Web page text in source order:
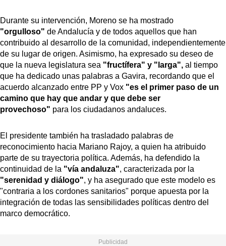
Durante su intervención, Moreno se ha mostrado
"orgulloso" de Andalucía y de todos aquellos que han
contribuido al desarrollo de la comunidad, independientemente
de su lugar de origen. Asimismo, ha expresado su deseo de
que la nueva legislatura sea "fructífera" y "larga", al tiempo
que ha dedicado unas palabras a Gavira, recordando que el
acuerdo alcanzado entre PP y Vox "es el primer paso de un
camino que hay que andar y que debe ser
provechoso" para los ciudadanos andaluces.
El presidente también ha trasladado palabras de
reconocimiento hacia Mariano Rajoy, a quien ha atribuido
parte de su trayectoria política. Además, ha defendido la
continuidad de la "vía andaluza", caracterizada por la
"serenidad y diálogo", y ha asegurado que este modelo es
"contraria a los cordones sanitarios" porque apuesta por la
integración de todas las sensibilidades políticas dentro del
marco democrático.